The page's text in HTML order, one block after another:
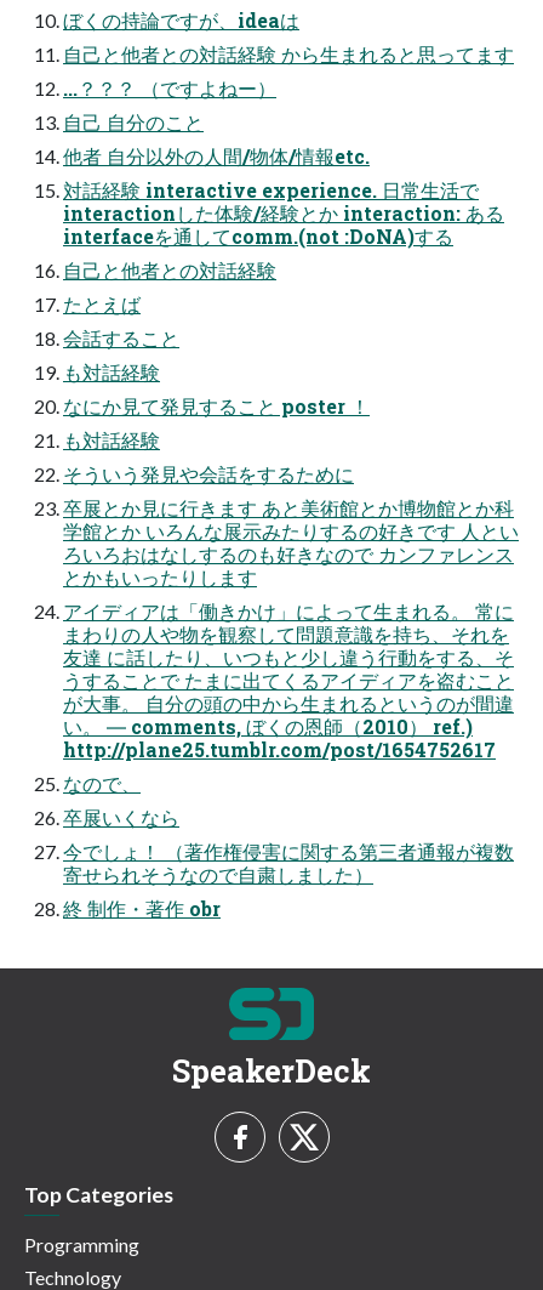
ぼくの持論ですが、ideaは
自己と他者との対話経験 から生まれると思ってます
...？？？ （ですよねー）
自己 自分のこと
他者 自分以外の人間/物体/情報etc.
対話経験 interactive experience. 日常生活で
interactionした体験/経験とか interaction: ある
interfaceを通してcomm.(not :DoNA)する
自己と他者との対話経験
たとえば
会話すること
も対話経験
なにか見て発見すること poster ！
も対話経験
そういう発見や会話をするために
卒展とか見に行きます あと美術館とか博物館とか科
学館とか いろんな展示みたりするの好きです 人とい
ろいろおはなしするのも好きなので カンファレンス
とかもいったりします
アイディアは「働きかけ」によって生まれる。 常に
まわりの人や物を観察して問題意識を持ち、それを
友達 に話したり、いつもと少し違う行動をする、そ
うすることで たまに出てくるアイディアを盗むこと
が大事。 自分の頭の中から生まれるというのが間違
い。 ― comments, ぼくの恩師（2010） ref.)
http://plane25.tumblr.com/post/1654752617
なので、
卒展いくなら
今でしょ！ （著作権侵害に関する第三者通報が複数
寄せられそうなので自粛しました）
終 制作・著作 obr
SpeakerDeck
Top Categories
Programming
Technology